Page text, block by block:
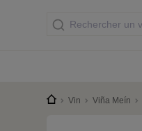
Vin Viña Meín